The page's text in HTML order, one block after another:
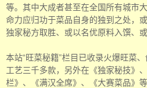
等。其中大成者甚至在全国所有城市
命力应归功于菜品自身的独到之处，
独家秘方取胜、或以名优原料入馔、
本站“旺菜秘籍”栏目已收录火爆旺菜
工艺三千多款，另外在《独家秘技》
栏》、《满汉全席》、《大赛菜品》